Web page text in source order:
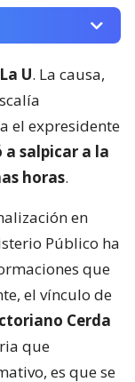
U. La causa,
el expresidente
salpicar a la
horas.
en
Público ha
que
el vínculo de
Cerda
que
es que se